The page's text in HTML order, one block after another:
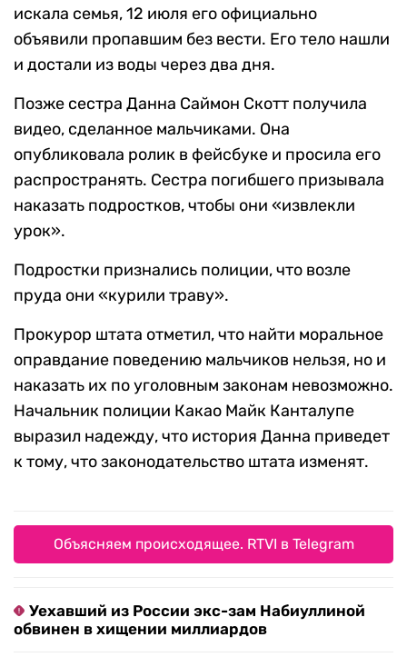
искала семья, 12 июля его официально
объявили пропавшим без вести. Его тело нашли
и достали из воды через два дня.
Позже сестра Данна Саймон Скотт получила
видео, сделанное мальчиками. Она
опубликовала ролик в фейсбуке и просила его
распространять. Сестра погибшего призывала
наказать подростков, чтобы они «извлекли
урок».
Подростки признались полиции, что возле
пруда они «курили траву».
Прокурор штата отметил, что найти моральное
оправдание поведению мальчиков нельзя, но и
наказать их по уголовным законам невозможно.
Начальник полиции Какао Майк Канталупе
выразил надежду, что история Данна приведет
к тому, что законодательство штата изменят.
Объясняем происходящее. RTVI в Telegram
Уехавший из России экс-зам Набиуллиной
обвинен в хищении миллиардов